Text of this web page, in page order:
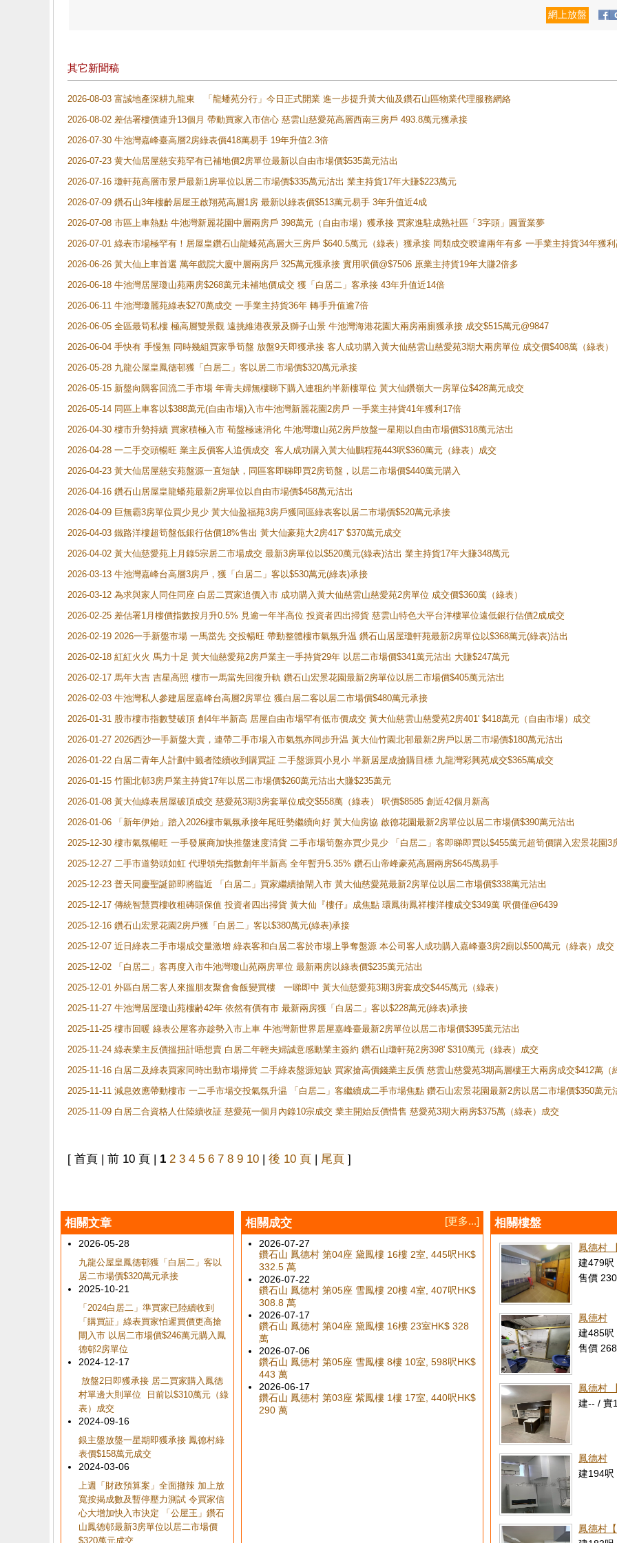
網上放盤
其它新聞稿
2026-08-03 富誠地產深耕九龍東 「龍蟠苑分行」今日正式開業 進一步提升黃大仙及鑽石山區物業代理服務網絡
2026-08-02 差估署樓價連升13個月 帶動買家入市信心 慈雲山慈愛苑高層西南三房戶 493.8萬元獲承接
2026-07-30 牛池灣嘉峰臺高層2房綠表價418萬易手 19年升值2.3倍
2026-07-23 黄大仙居屋慈安苑罕有已補地價2房單位最新以自由市場價$535萬元沽出
2026-07-16 瓊軒苑高層市景戶最新1房單位以居二市場價$335萬元沽出 業主持貨17年大賺$223萬元
2026-07-09 鑽石山3年樓齡居屋王啟翔苑高層1房 最新以綠表價$513萬元易手 3年升值近4成
2026-07-08 市區上車熱點 牛池灣新麗花園中層兩房戶 398萬元（自由市場）獲承接 買家進駐成熟社區「3字頭」圓置業夢
2026-07-01 綠表市場極罕有！居屋皇鑽石山龍蟠苑高層大三房戶 $640.5萬元（綠表）獲承接 同類成交暌違兩年有多 一手業主持貨34年獲
2026-06-26 黃大仙上車首選 萬年戲院大廈中層兩房戶 325萬元獲承接 實用呎價@$7506 原業主持貨19年大賺2倍多
2026-06-18 牛池灣居屋瓊山苑兩房$268萬元未補地價成交 獲「白居二」客承接 43年升值近14倍
2026-06-11 牛池灣瓊麗苑綠表$270萬成交 一手業主持貨36年 轉手升值逾7倍
2026-06-05 全區最筍私樓 極高層雙景觀 遠挑維港夜景及獅子山景 牛池灣海港花園大兩房兩廁獲承接 成交$515萬元@9847
2026-06-04 手快有 手慢無 同時幾組買家爭筍盤 放盤9天即獲承接 客人成功購入黃大仙慈雲山慈愛苑3期大兩房單位 成交價$408萬（綠表）
2026-05-28 九龍公屋皇鳳德邨獲「白居二」客以居二市場價$320萬元承接
2026-05-15 新盤向隅客回流二手市場 年青夫婦無樓睇下購入連租約半新樓單位 黃大仙鑽嶺大一房單位$428萬元成交
2026-05-14 同區上車客以$388萬元(自由市場)入市牛池灣新麗花園2房戶 一手業主持貨41年獲利17倍
2026-04-30 樓市升勢持續 買家積極入市 荀盤極速消化 牛池灣瓊山苑2房戶放盤一星期以自由市場價$318萬元沽出
2026-04-28 一二手交頭暢旺 業主反價客人追價成交 客人成功購入黃大仙鵬程苑443呎$360萬元（綠表）成交
2026-04-23 黃大仙居屋慈安苑盤源一直短缺，同區客即睇即買2房筍盤，以居二市場價$440萬元購入
2026-04-16 鑽石山居屋皇龍蟠苑最新2房單位以自由市場價$458萬元沽出
2026-04-09 巨無霸3房單位買少見少 黃大仙盈福苑3房戶獲同區綠表客以居二市場價$520萬元承接
2026-04-03 鐵路洋樓超筍盤低銀行估價18%售出 黃大仙豪苑大2房417' $370萬元成交
2026-04-02 黃大仙慈愛苑上月錄5宗居二市場成交 最新3房單位以$520萬元(綠表)沽出 業主持貨17年大賺348萬元
2026-03-13 牛池灣嘉峰台高層3房戶，獲「白居二」客以$530萬元(綠表)承接
2026-03-12 為求與家人同住同座 白居二買家追價入市 成功購入黃大仙慈雲山慈愛苑2房單位 成交價$360萬（綠表）
2026-02-25 差估署1月樓價指數按月升0.5% 見逾一年半高位 投資者四出掃貨 慈雲山特色大平台洋樓單位遠低銀行估價2成成交
2026-02-19 2026一手新盤市場 一馬當先 交投暢旺 帶動整體樓市氣氛升温 鑽石山居屋瓊軒苑最新2房單位以$368萬元(綠表)沽出
2026-02-18 紅紅火火 馬力十足 黃大仙慈愛苑2房戶業主一手持貨29年 以居二市場價$341萬元沽出 大賺$247萬元
2026-02-17 馬年大吉 吉星高照 樓市一馬當先回復升軌 鑽石山宏景花園最新2房單位以居二市場價$405萬元沽出
2026-02-03 牛池灣私人參建居屋嘉峰台高層2房單位 獲白居二客以居二市場價$480萬元承接
2026-01-31 股市樓市指數雙破頂 創4年半新高 居屋自由市場罕有低市價成交 黃大仙慈雲山慈愛苑2房401' $418萬元（自由市場）成交
2026-01-27 2026西沙一手新盤大賣，連帶二手市場入市氣氛亦同步升温 黃大仙竹園北邨最新2房戶以居二市場價$180萬元沽出
2026-01-22 白居二青年人計劃中籤者陸續收到購買証 二手盤源買小見小 半新居屋成搶購目標 九龍灣彩興苑成交$365萬成交
2026-01-15 竹園北邨3房戶業主持貨17年以居二市場價$260萬元沽出大賺$235萬元
2026-01-08 黃大仙綠表居屋破頂成交 慈愛苑3期3房套單位成交$558萬（綠表） 呎價$8585 創近42個月新高
2026-01-06 「新年伊始」踏入2026樓市氣氛承接年尾旺勢繼續向好 黃大仙房協 啟德花園最新2房單位以居二市場價$390萬元沽出
2025-12-30 樓市氣氛暢旺 一手發展商加快推盤速度清貨 二手市場筍盤亦買少見少 「白居二」客即睇即買以$455萬元超筍價購入宏景花園3
2025-12-27 二手市道勢頭如虹 代理領先指數創年半新高 全年暫升5.35% 鑽石山帝峰豪苑高層兩房$645萬易手
2025-12-23 普天同慶聖誕節即將臨近 「白居二」買家繼續搶閘入市 黃大仙慈愛苑最新2房單位以居二市場價$338萬元沽出
2025-12-17 傳統智慧買樓收租磚頭保值 投資者四出掃貨 黃大仙『樓仔』成焦點 環鳳街鳳祥樓洋樓成交$349萬 呎價僅@6439
2025-12-16 鑽石山宏景花園2房戶獲「白居二」客以$380萬元(綠表)承接
2025-12-07 近日綠表二手市場成交量激增 綠表客和白居二客於市場上爭奪盤源 本公司客人成功購入嘉峰臺3房2廁以$500萬元（綠表）成交
2025-12-02 「白居二」客再度入市牛池灣瓊山苑兩房單位 最新兩房以綠表價$235萬元沽出
2025-12-01 外區白居二客人來搵朋友聚會食飯變買樓 一睇即中 黃大仙慈愛苑3期3房套成交$445萬元（綠表）
2025-11-27 牛池灣居屋瓊山苑樓齢42年 依然有價有市 最新兩房獲「白居二」客以$228萬元(綠表)承接
2025-11-25 樓市回暖 綠表公屋客亦趁勢入市上車 牛池灣新世界居屋嘉峰臺最新2房單位以居二市場價$395萬元沽出
2025-11-24 綠表業主反價搵扭計唔想賣 白居二年輕夫婦誠意感動業主簽約 鑽石山瓊軒苑2房398' $310萬元（綠表）成交
2025-11-16 白居二及綠表買家同時出動市場掃貨 二手綠表盤源短缺 買家搶高價錢業主反價 慈雲山慈愛苑3期高層樓王大兩房成交$412萬（
2025-11-11 減息效應帶動樓市 一二手市場交投氣氛升温 「白居二」客繼續成二手市場焦點 鑽石山宏景花園最新2房以居二市場價$350萬元
2025-11-09 白居二合資格人仕陸續收証 慈愛苑一個月內錄10宗成交 業主開始反價惜售 慈愛苑3期大兩房$375萬（綠表）成交
[ 首頁 | 前 10 頁 | 1 2 3 4 5 6 7 8 9 10 | 後 10 頁 | 尾頁 ]
相關文章
2026-05-28
九龍公屋皇鳳德邨獲「白居二」客以
居二市場價$320萬元承接
2025-10-21
「2024白居二」準買家已陸續收到
「購買証」綠表買家怕遲買價更高搶
閘入市 以居二市場價$246萬元購入鳳
德邨2房單位
2024-12-17
放盤2日即獲承接 居二買家購入鳳德
村單邊大則單位 日前以$310萬元（綠
表）成交
2024-09-16
銀主盤放盤一星期即獲承接 鳳德村綠
表價$158萬元成交
2024-03-06
上週「財政預算案」全面撤辣 加上放
寬按揭成數及暫停壓力測試 令買家信
心大增加快入市決定 「公屋王」鑽石
山鳳德邨最新3房單位以居二市場價
$320萬元成交
相關成交 [更多...]
2026-07-27
鑽石山 鳳德村 第04座 黛鳳樓 16樓 2室, 445呎HK$
332.5 萬
2026-07-22
鑽石山 鳳德村 第05座 雪鳳樓 20樓 4室, 407呎HK$
308.8 萬
2026-07-17
鑽石山 鳳德村 第04座 黛鳳樓 16樓 23室HK$ 328
萬
2026-07-06
鑽石山 鳳德村 第05座 雪鳳樓 8樓 10室, 598呎HK$
443 萬
2026-06-17
鑽石山 鳳德村 第03座 紫鳳樓 1樓 17室, 440呎HK$
290 萬
相關樓盤
鳳德村
建479呎
售價
鳳德村
建485呎
售價
鳳德村
建-- / 實
鳳德村
建194呎
鳳德村